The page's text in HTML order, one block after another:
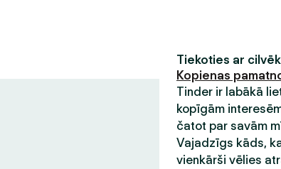
Tiekoties ar
Kopienas
Tinder ir labākā
kopīgām
čatot par savām
Vajadzīgs kāds,
vienkārši vēlies